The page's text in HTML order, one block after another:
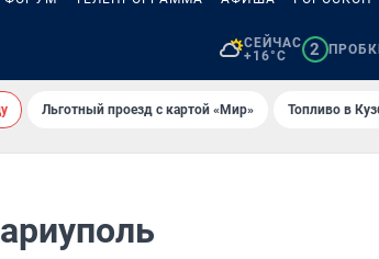
СЕЙЧАС
+16°C
2
Льготный проезд с картой «Мир» Топливо в